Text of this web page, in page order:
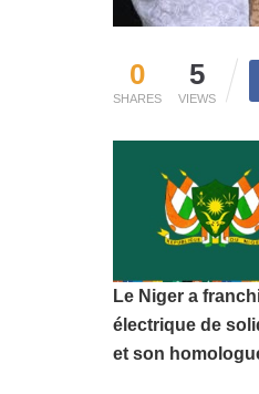
0
SHARES
5
VIEWS
Le Niger a
électrique de
et son